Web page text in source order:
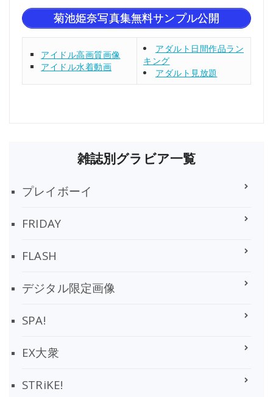
菊池姫奈写真集無料サンプル公開
アイドル高画質画像
アイドル水着動画
アダルト日間作品ラン
キング
アダルト見放題
雑誌別グラビア一覧
プレイボーイ
FRIDAY
FLASH
デジタル限定画像
SPA!
EX大衆
STRiKE!